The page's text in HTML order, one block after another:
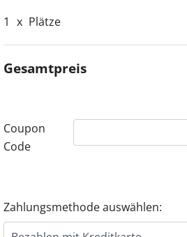
1 x Plätze
Gesamtpreis
Coupon
Code
Zahlungsmethode auswählen: